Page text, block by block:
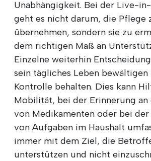
Unabhängigkeit. Bei der Live-
geht es nicht darum, die Pflege
übernehmen, sondern sie zu
dem richtigen Maß an
Einzelne weiterhin
sein tägliches Leben
Kontrolle behalten. Dies kann
Mobilität, bei der Erinnerung an
von Medikamenten oder bei
von Aufgaben im Haushalt
immer mit dem Ziel, die
unterstützen und nicht